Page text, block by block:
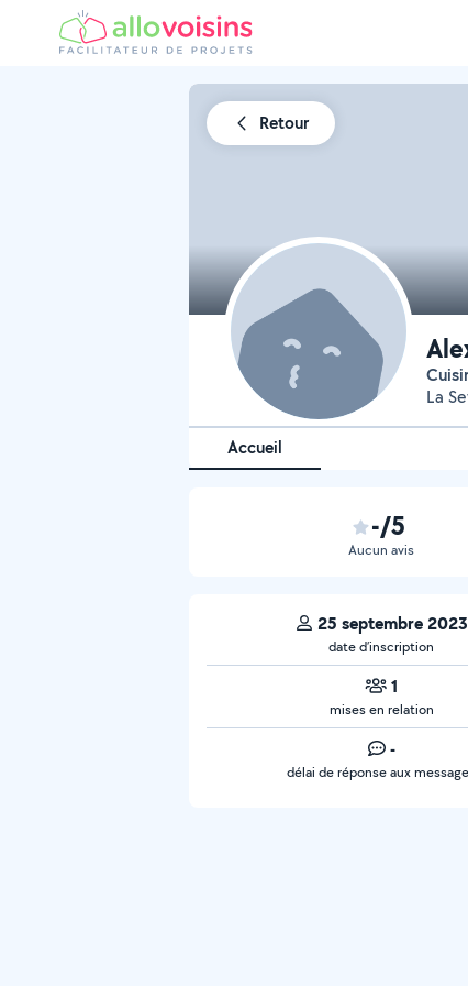
Retour
La
Accueil
-/5
Aucun avis
25 septembre 2023
date d’inscription
1
mises en relation
-
délai de réponse aux